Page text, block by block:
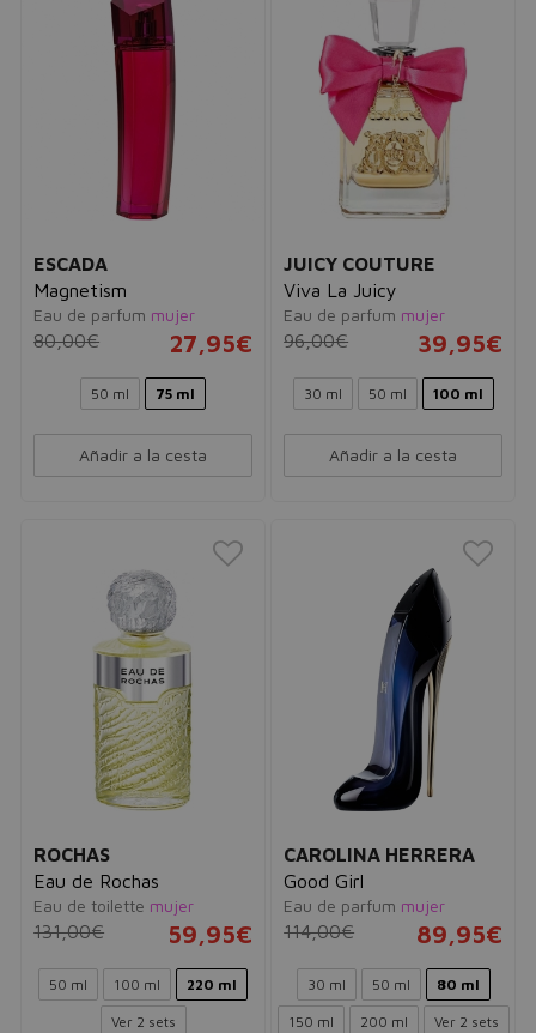
ESCADA
Magnetism
Eau de parfum mujer
80,00€ 27,95€
50 ml 75 ml
Añadir a la cesta
JUICY COUTURE
Viva La Juicy
Eau de parfum mujer
96,00€ 39,95€
30 ml 50 ml 100 ml
Añadir a la cesta
ROCHAS
Eau de Rochas
Eau de toilette mujer
131,00€ 59,95€
50 ml 100 ml 220 ml
Ver 2 sets
CAROLINA HERRERA
Good Girl
Eau de parfum mujer
114,00€ 89,95€
30 ml 50 ml 80 ml
150 ml 200 ml Ver 2 sets